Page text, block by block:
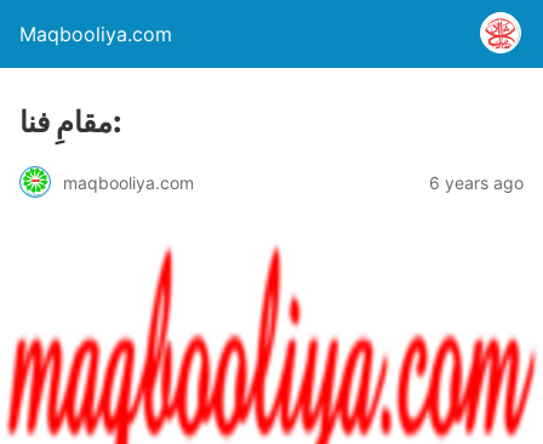
Maqbooliya.com
مقامِ فنا:
maqbooliya.com 6 years ago